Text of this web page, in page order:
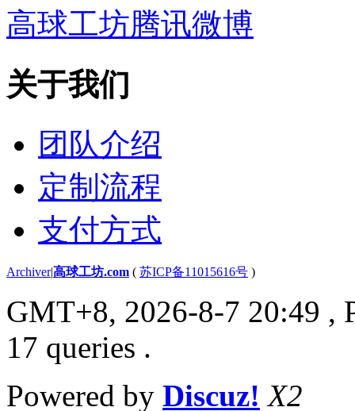
高球工坊腾讯微博
关于我们
团队介绍
定制流程
支付方式
Archiver|高球工坊.com ( 苏ICP备11015616号 )
GMT+8, 2026-8-7 20:49 ,
17 queries .
Powered by Discuz! X2